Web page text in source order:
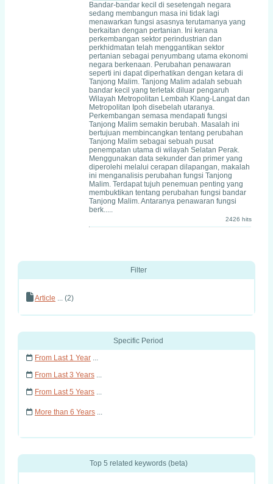
Bandar-bandar kecil di sesetengah negara
sedang membangun masa ini tidak lagi
menawarkan fungsi asasnya terutamanya yang
berkaitan dengan pertanian. Ini kerana
perkembangan sektor perindustrian dan
perkhidmatan telah menggantikan sektor
pertanian sebagai penyumbang utama ekonomi
negara berkenaan. Perubahan penawaran
seperti ini dapat diperhatikan dengan ketara di
Tanjong Malim. Tanjong Malim adalah sebuah
bandar kecil yang terletak diluar pengaruh
Wilayah Metropolitan Lembah Klang-Langat dan
Metropolitan Ipoh disebelah utaranya.
Perkembangan semasa mendapati fungsi
Tanjong Malim semakin berubah. Masalah ini
bertujuan membincangkan tentang perubahan
Tanjong Malim sebagai sebuah pusat
penempatan utama di wilayah Selatan Perak.
Menggunakan data sekunder dan primer yang
diperolehi melalui cerapan dilapangan, makalah
ini menganalisis perubahan fungsi Tanjong
Malim. Terdapat tujuh penemuan penting yang
membuktikan tentang perubahan fungsi bandar
Tanjong Malim. Antaranya penawaran fungsi
berk.....
2426 hits
Filter
Article ... (2)
Specific Period
From Last 1 Year ...
From Last 3 Years ...
From Last 5 Years ...
More than 6 Years ...
Top 5 related keywords (beta)